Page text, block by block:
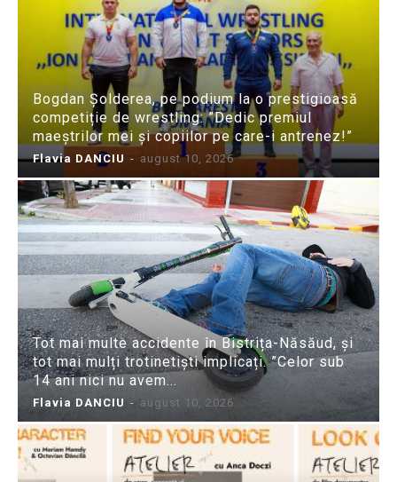
Bogdan Șolderea, pe podium la o prestigioasă
competiție de wrestling: ”Dedic premiul
maeștrilor mei și copiilor pe care-i antrenez!”
Flavia DANCIU - august 10, 2026
Tot mai multe accidente în Bistrița-Năsăud, și
tot mai mulți trotinetiști implicați. ”Celor sub
14 ani nici nu avem...
Flavia DANCIU - august 10, 2026